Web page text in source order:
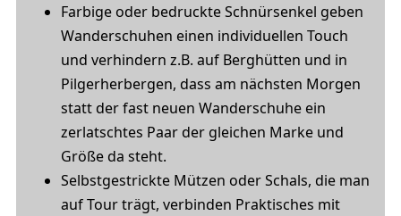
Farbige oder bedruckte Schnürsenkel geben
Wanderschuhen einen individuellen Touch
und verhindern z.B. auf Berghütten und in
Pilgerherbergen, dass am nächsten Morgen
statt der fast neuen Wanderschuhe ein
zerlatschtes Paar der gleichen Marke und
Größe da steht.
Selbstgestrickte Mützen oder Schals, die man
auf Tour trägt, verbinden Praktisches mit